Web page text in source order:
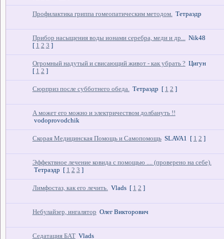
Профилактика гриппа гомеопатическим методом. Тетраэдр
Прибор насыщения воды ионами серебра, меди и др... Nik48
[ 1 2 3 ]
Огромный надутый и свисающий живот - как убрать ? Цигун
[ 1 2 ]
Сюрприз после субботнего обеда. Тетраэдр [ 1 2 ]
А может его можно и электричеством долбануть !!
vodoprovodchik
Скорая Медицинская Помощь и Самопомощь SLAVA1 [ 1 2 ]
Эффектвное лечение ковида с помощью .... (проверено на себе).
Тетраэдр
[ 1 2 3 ]
Лимфостаз, как его лечить. Vlads [ 1 2 ]
Небулайзер, ингалятор Олег Викторович
Седатация БАТ Vlads